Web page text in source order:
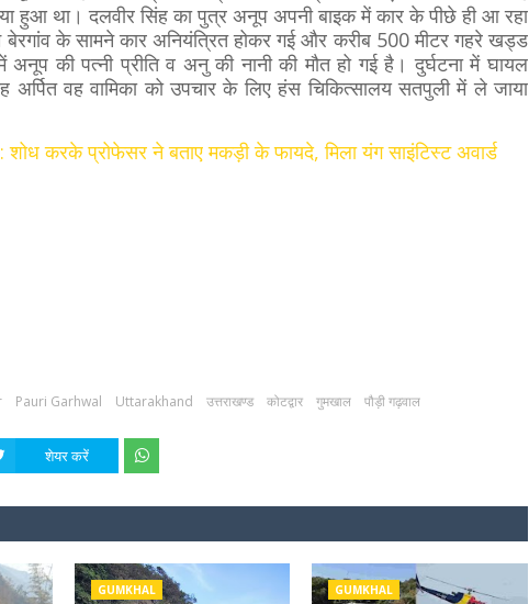
हुआ था। दलवीर सिंह का पुत्र अनूप अपनी बाइक में कार के पीछे ही आ रहा
बेरगांव के सामने कार अनियंत्रित होकर गई और करीब 500 मीटर गहरे खड्ड
की पत्नी प्रीति व अनु की नानी की मौत हो गई है। दुर्घटना में घायल
अर्पित वह वामिका को उपचार के लिए हंस चिकित्सालय सतपुली में ले जाया
शोध करके प्रोफेसर ने बताए मकड़ी के फायदे, मिला यंग साइंटिस्ट अवार्ड
Pauri Garhwal Uttarakhand उत्तराखण्ड कोटद्वार गुमखाल पौड़ी गढ़वाल
शेयर करें
GUMKHAL GUMKHAL